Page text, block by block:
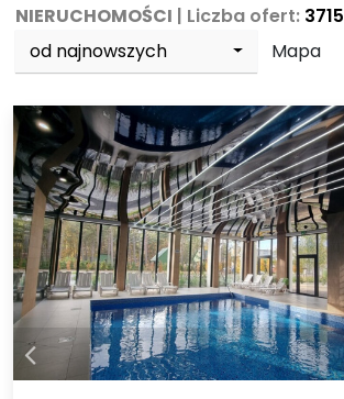
NIERUCHOMOŚCI | Liczba ofert: 3715
od najnowszych
Mapa